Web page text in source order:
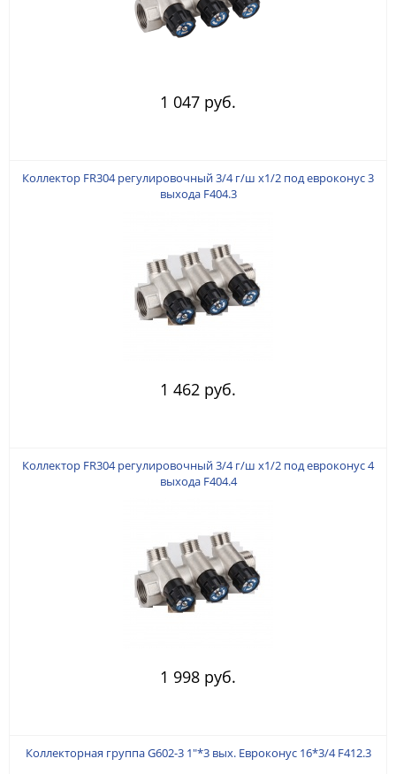
1 047 руб.
Коллектор FR304 регулировочный 3/4 г/ш х1/2 под евроконус 3
выхода F404.3
1 462 руб.
Коллектор FR304 регулировочный 3/4 г/ш х1/2 под евроконус 4
выхода F404.4
1 998 руб.
Коллекторная группа G602-3 1"*3 вых. Евроконус 16*3/4 F412.3